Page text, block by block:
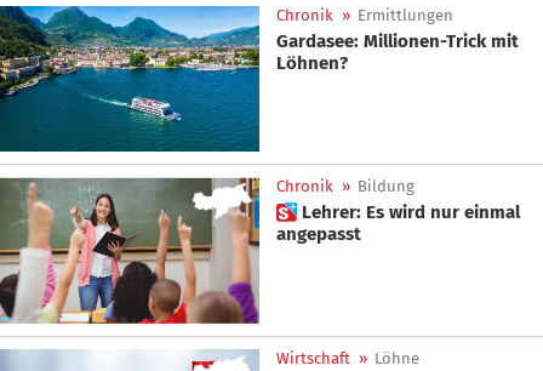
Chronik » Ermittlungen
Gardasee: Millionen-Trick mit
Löhnen?
Chronik » Bildung
 Lehrer: Es wird nur einmal
angepasst
Wirtschaft » Löhne